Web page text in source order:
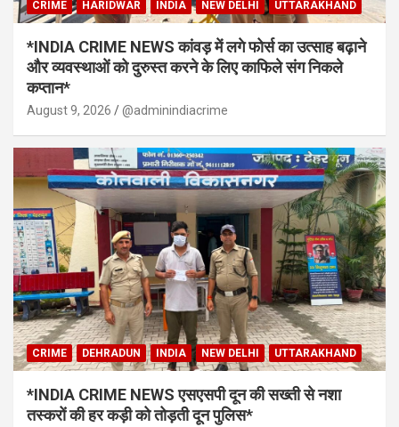
CRIME HARIDWAR INDIA NEW DELHI UTTARAKHAND
*INDIA CRIME NEWS कांवड़ में लगे फोर्स का उत्साह बढ़ाने
और व्यवस्थाओं को दुरुस्त करने के लिए काफिले संग निकले
कप्तान*
August 9, 2026 @adminindiacrime
CRIME DEHRADUN INDIA NEW DELHI UTTARAKHAND
*INDIA CRIME NEWS एसएसपी दून की सख्ती से नशा
तस्करों की हर कड़ी को तोड़ती दून पुलिस*